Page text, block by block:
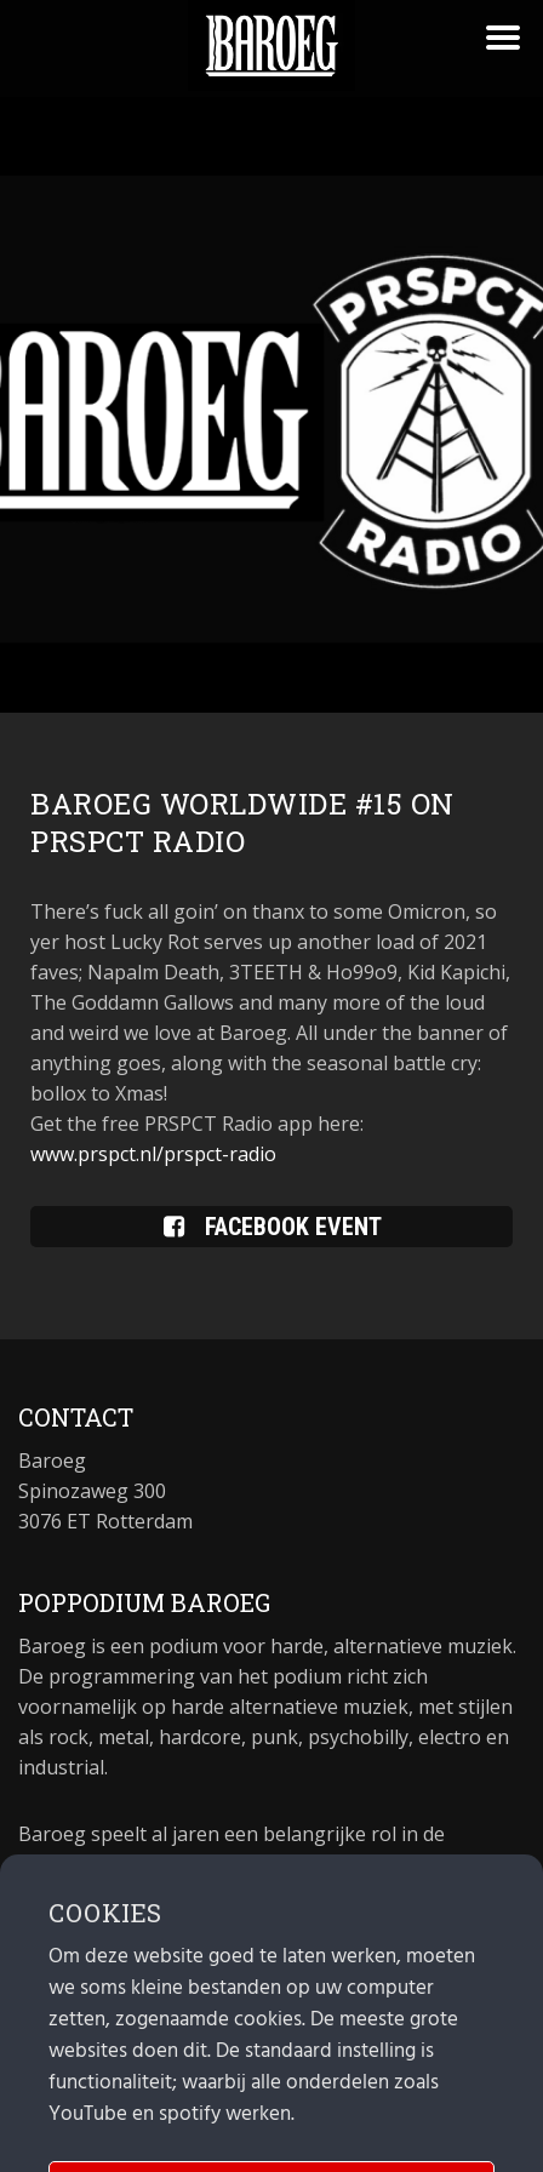
BAROEG WORLDWIDE #15 ON
PRSPCT RADIO
There’s fuck all goin’ on thanx to some Omicron, so
yer host Lucky Rot serves up another load of 2021
faves; Napalm Death, 3TEETH & Ho99o9, Kid Kapichi,
The Goddamn Gallows and many more of the loud
and weird we love at Baroeg. All under the banner of
anything goes, along with the seasonal battle cry:
bollox to Xmas!
Get the free PRSPCT Radio app here:
www.prspct.nl/prspct-radio
FACEBOOK EVENT
CONTACT
Baroeg
Spinozaweg 300
3076 ET Rotterdam
POPPODIUM BAROEG
Baroeg is een podium voor harde, alternatieve muziek.
De programmering van het podium richt zich
voornamelijk op harde alternatieve muziek, met stijlen
als rock, metal, hardcore, punk, psychobilly, electro en
industrial.
Baroeg speelt al jaren een belangrijke rol in de
poppodium 40 jaar.
MAIL
Algemeen: info@baroeg.nl
Bands & boeking: leon@baroeg.nl
Promotie & publiciteit: francis@baroeg.nl
COOKIES
Om deze website goed te laten werken, moeten
we soms kleine bestanden op uw computer
zetten, zogenaamde cookies. De meeste grote
websites doen dit. De standaard instelling is
functionaliteit; waarbij alle onderdelen zoals
YouTube en spotify werken.